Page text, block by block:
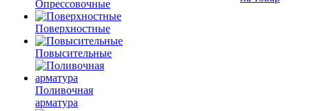
Опрессовочные
Поверхностные
Повысительные
Поливочная
арматура